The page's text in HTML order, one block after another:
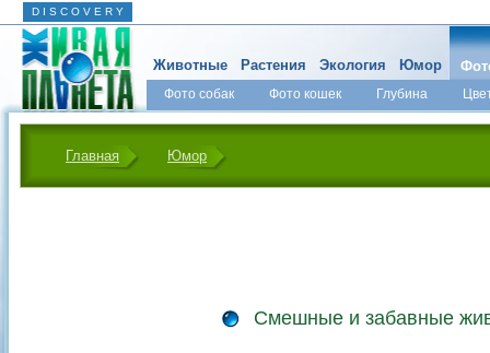
D I S C O V E R Y
Животные Растения Экология Юмор
Фото собак Фото кошек Глубина
Главная Юмор
Смешные и забавные